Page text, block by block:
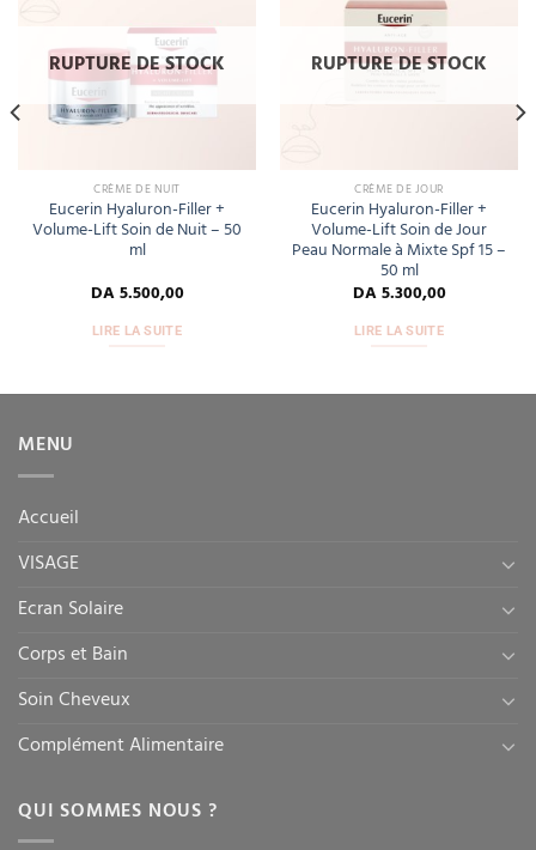
wishlist
RUPTURE DE STOCK
CRÈME DE NUIT
Eucerin Hyaluron-Filler +
Volume-Lift Soin de Nuit – 50
ml
DA5.500,00
LIRE LA SUITE
RUPTURE DE STOCK
CRÈME DE JOUR
Eucerin Hyaluron-Filler +
Volume-Lift Soin de Jour
Peau Normale à Mixte Spf 15 –
50 ml
DA5.300,00
LIRE LA SUITE
MENU
Accueil
VISAGE
Ecran Solaire
Corps et Bain
Soin Cheveux
Complément Alimentaire
QUI SOMMES NOUS ?